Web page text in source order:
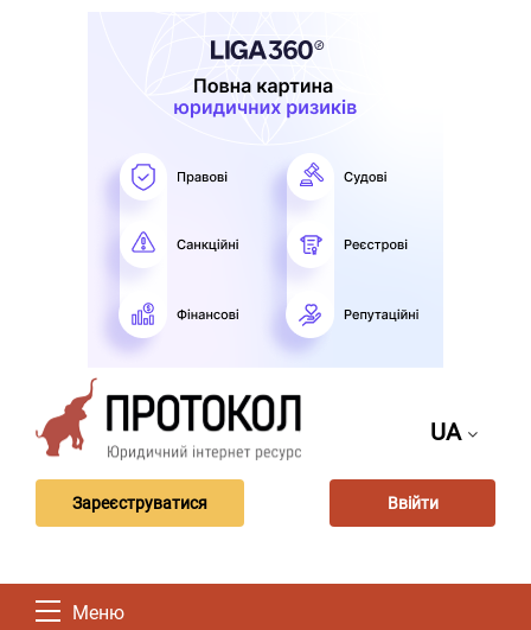
UA
Зареєструватися Ввійти
Меню